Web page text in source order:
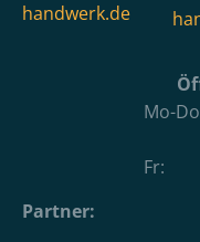
handwerk.de
Mo-
Fr:
Partner: